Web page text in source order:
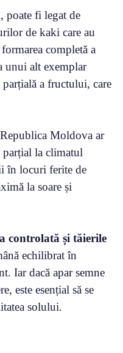
fi legat de
de kaki care au
completă a
unui alt exemplar
a fructului, care
Moldova ar
parțial la climatul
în locuri ferite de
la soare și
controlată și tăierile
echilibrat în
Iar dacă apar semne
este esențial să se
solului.